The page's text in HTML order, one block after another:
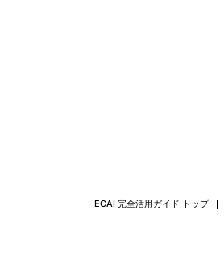
ECAI 完全活用ガイド トップ